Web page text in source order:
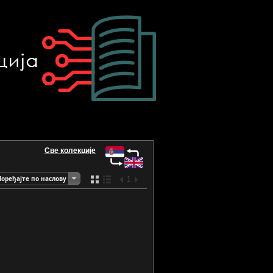
Све колекције
1
по наслову